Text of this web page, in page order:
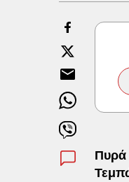
Πυρά